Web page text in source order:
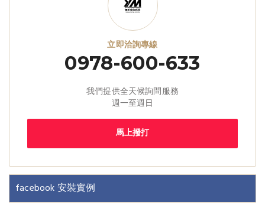
立即洽詢專線
0978-600-633
我們提供全天候詢問服務
週一至週日
馬上撥打
facebook 安裝實例